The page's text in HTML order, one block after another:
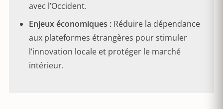
avec l’Occident.
Enjeux économiques : Réduire la dépendance
aux plateformes étrangères pour stimuler
l’innovation locale et protéger le marché
intérieur.